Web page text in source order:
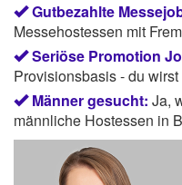
Gutbezahlte
Messehostessen mit
Seriöse Promotion
Provisionsbasis - du
Männer gesucht: Ja,
männliche Hostessen in